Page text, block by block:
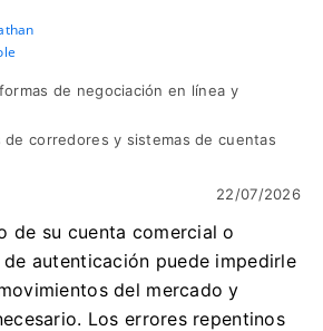
de negociación en línea y
de corredores y sistemas de cuentas
22/07/2026
de su cuenta comercial o
autenticación puede impedirle
del mercado y
Los errores repentinos